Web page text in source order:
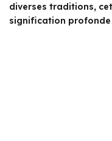
diverses traditions,
signification